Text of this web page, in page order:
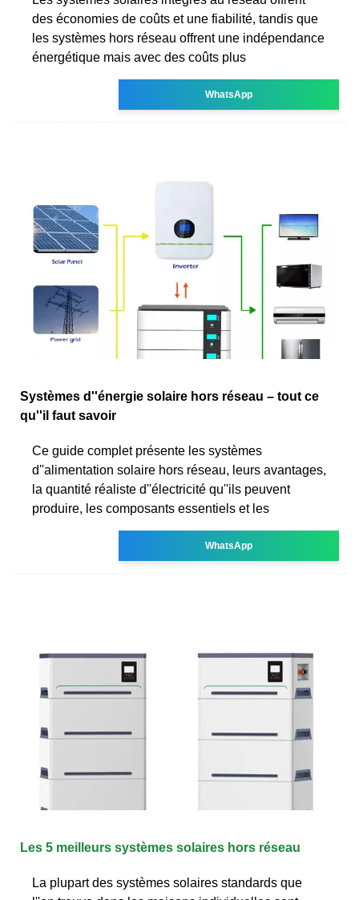
des économies de coûts et une fiabilité, tandis que
les systèmes hors réseau offrent une indépendance
énergétique mais avec des coûts plus
WhatsApp
Systèmes d''énergie solaire hors réseau – tout ce
qu''il faut savoir
Ce guide complet présente les systèmes
d''alimentation solaire hors réseau, leurs avantages,
la quantité réaliste d''électricité qu''ils peuvent
produire, les composants essentiels et les
WhatsApp
Les 5 meilleurs systèmes solaires hors réseau
La plupart des systèmes solaires standards que